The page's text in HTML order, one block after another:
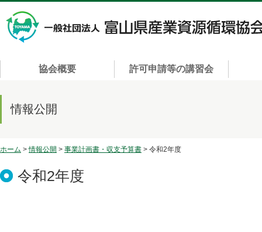
協会概要 許可申請等の講習会
情報公開
ホーム >情報公開 > 事業計画書・収支予算書 > 令和2年度
令和2年度